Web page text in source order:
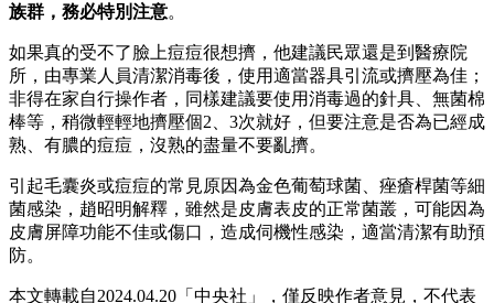
族群，務必特別注意。
如果真的受不了臉上痘痘很想擠，他建議民眾還是到醫療院
所，由專業人員清潔消毒後，使用適當器具引流或擠壓為佳；
非得在家自行操作者，同樣建議要使用消毒過的針具、無菌棉
棒等，稍微輕輕地擠壓個2、3次就好，但要注意是否為已經成
熟、有膿的痘痘，沒熟的盡量不要亂擠。
引起毛囊炎或痘痘的常見原因為金色葡萄球菌、痤瘡桿菌等細
菌感染，趙昭明解釋，雖然是皮膚表皮的正常菌叢，可能因為
皮膚屏障功能不佳或傷口，造成伺機性感染，適當清潔有助預
防。
本文轉載自2024.04.20「中央社」，僅反映作者意見，不代表